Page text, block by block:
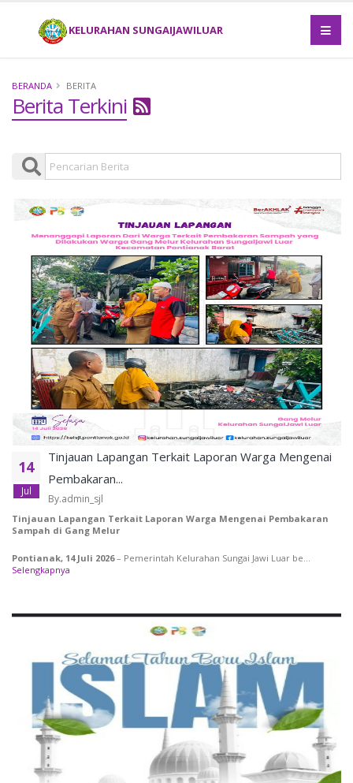
KELURAHAN SUNGAIJAWILUAR
BERANDA BERITA
Berita Terkini
14
Jul
Tinjauan Lapangan Terkait Laporan Warga Mengenai
Pembakaran...
By.admin_sjl
Tinjauan Lapangan Terkait Laporan Warga Mengenai Pembakaran
Sampah di Gang Melur
Pontianak, 14 Juli 2026– Pemerintah Kelurahan Sungai Jawi Luar be...
Selengkapnya